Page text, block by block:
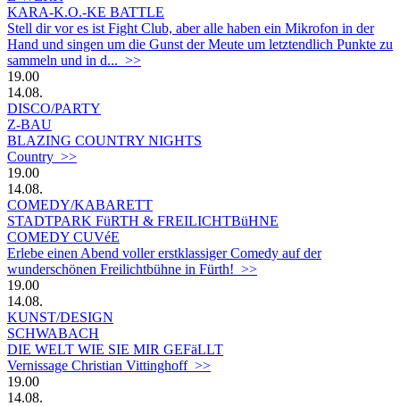
KARA-K.O.-KE BATTLE
Stell dir vor es ist Fight Club, aber alle haben ein Mikrofon in der
Hand und singen um die Gunst der Meute um letztendlich Punkte zu
sammeln und in d... >>
19.00
14.08.
DISCO/PARTY
Z-BAU
BLAZING COUNTRY NIGHTS
Country >>
19.00
14.08.
COMEDY/KABARETT
STADTPARK FüRTH & FREILICHTBüHNE
COMEDY CUVéE
Erlebe einen Abend voller erstklassiger Comedy auf der
wunderschönen Freilichtbühne in Fürth! >>
19.00
14.08.
KUNST/DESIGN
SCHWABACH
DIE WELT WIE SIE MIR GEFäLLT
Vernissage Christian Vittinghoff >>
19.00
14.08.